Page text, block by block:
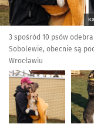
3 spośród 10 psów
Sobolewie, obecnie są
Wrocławiu